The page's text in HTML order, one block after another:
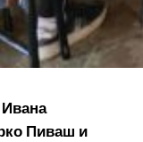
Ивана
Пиваш и